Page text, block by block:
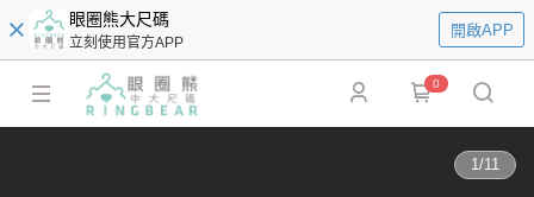
眼圈熊大尺碼
立刻使用官方APP
開啟APP
0
1/11